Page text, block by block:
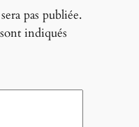
pas publiée.
indiqués